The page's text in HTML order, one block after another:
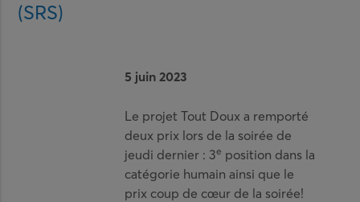
(SRS)
5 juin 2023
Le projet Tout Doux a remporté
deux prix lors de la soirée de
jeudi dernier : 3e position dans la
catégorie humain ainsi que le
prix coup de cœur de la soirée!